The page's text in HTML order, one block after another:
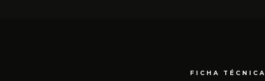
FICHA TÉCNICA